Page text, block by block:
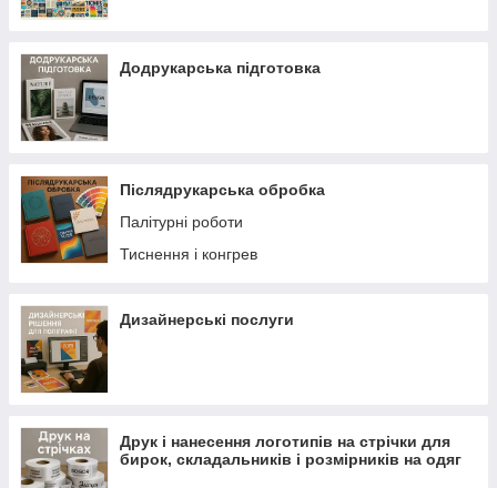
Додрукарська підготовка
Післядрукарська обробка
Палітурні роботи
Тиснення і конгрев
Дизайнерські послуги
Друк і нанесення логотипів на стрічки для
бирок, складальників і розмірників на одяг